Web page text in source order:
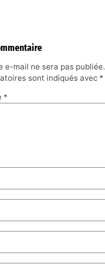
e-mail ne sera pas publiée.
sont indiqués avec *
*